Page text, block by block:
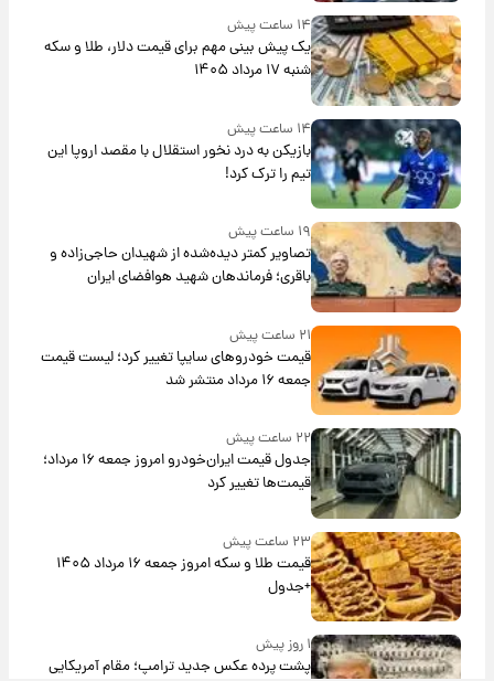
۱۴ ساعت پیش
یک پیش ‌بینی مهم برای قیمت دلار، طلا و سکه
شنبه ۱۷ مرداد ۱۴۰۵
۱۴ ساعت پیش
بازیکن به درد نخور استقلال با مقصد اروپا این
تیم را ترک کرد!
۱۹ ساعت پیش
تصاویر کمتر دیده‌شده از شهیدان حاجی‌زاده و
باقری؛ فرماندهان شهید هوافضای ایران
۲۱ ساعت پیش
قیمت خودروهای سایپا تغییر کرد؛ لیست قیمت
جمعه ۱۶ مرداد منتشر شد
۲۲ ساعت پیش
جدول قیمت ایران‌خودرو امروز جمعه ۱۶ مرداد؛
قیمت‌ها تغییر کرد
۲۳ ساعت پیش
قیمت طلا و سکه امروز جمعه ۱۶ مرداد ۱۴۰۵
+جدول
۱ روز پیش
پشت پرده عکس جدید ترامپ؛ مقام آمریکایی